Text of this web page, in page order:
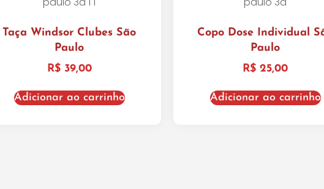
Taça Windsor Clubes São
Paulo
R$39,00
Adicionar ao carrinho
Copo Dose Individual
Paulo
R$ 25,00
Adicionar ao carrinho